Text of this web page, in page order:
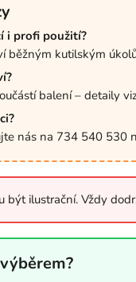
i profi použití?
běžným kutilským
balení – detaily
nás na 734 540 530
být ilustrační. Vždy